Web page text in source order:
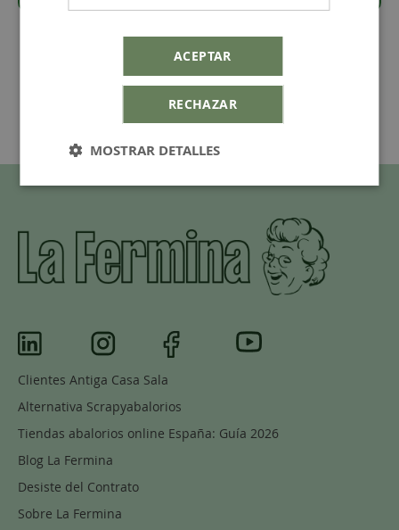
Clientes Antiga Casa Sala
Alternativa Scrapyabalorios
Tiendas abalorios online España: Guía 2026
Blog La Fermina
Desiste del Contrato
Sobre La Fermina
ACEPTAR
RECHAZAR
MOSTRAR DETALLES